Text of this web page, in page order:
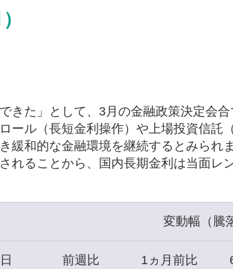
きた」として、3月の金融政策決定会
ール（長短金利操作）や上場投資信託
緩和的な金融環境を継続するとみられ
れることから、国内長期金利は当面レ
変動幅（騰
前週比 1ヵ月前比